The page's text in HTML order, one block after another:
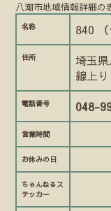
八潮市地域情報詳細の
名称 840
住所
埼玉
線上
電話番号 048-
営業時間
お休みの日
ちゃんねるス
テッカー